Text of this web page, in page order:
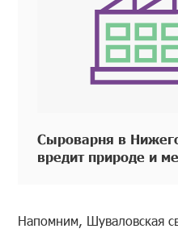
Сыроварня в
вредит природе и
Напомним, Шуваловская